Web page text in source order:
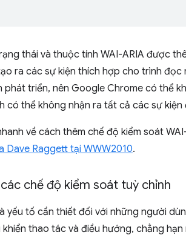
thái và thuộc tính WAI-ARIA được
ra các sự kiện thích hợp cho trình đọc
triển, nên Google Chrome có thể
có thể không nhận ra tất cả các sự
về cách thêm chế độ kiểm soát
Dave Raggett tại WWW2010.
chế độ kiểm soát tuỳ chỉnh
yếu tố cần thiết đối với những người
thao tác và điều hướng, chẳng